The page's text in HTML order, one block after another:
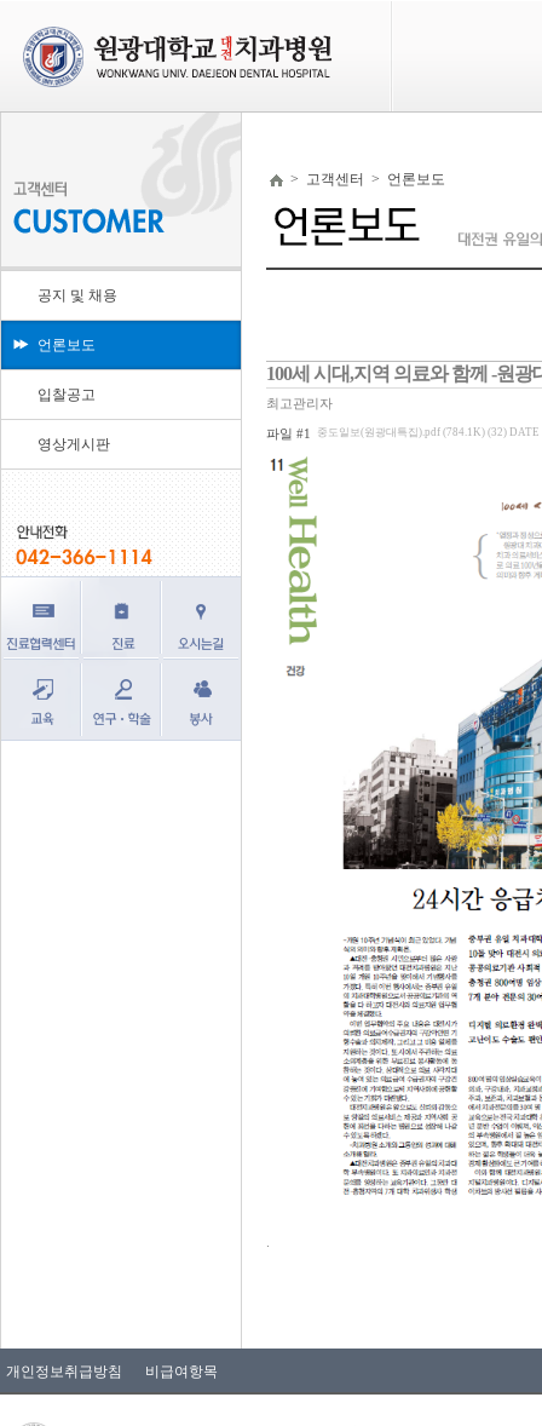
공지 및 채용
언론보도
입찰공고
영상게시판
> 고객센터 > 언론보도
100세 시대,지역 의료와 함께 -원
최고관리자
파일 #1 중도일보(원광대특집).pdf (784.1K) (32) DATE
.
개인정보취급방침 비급여항목